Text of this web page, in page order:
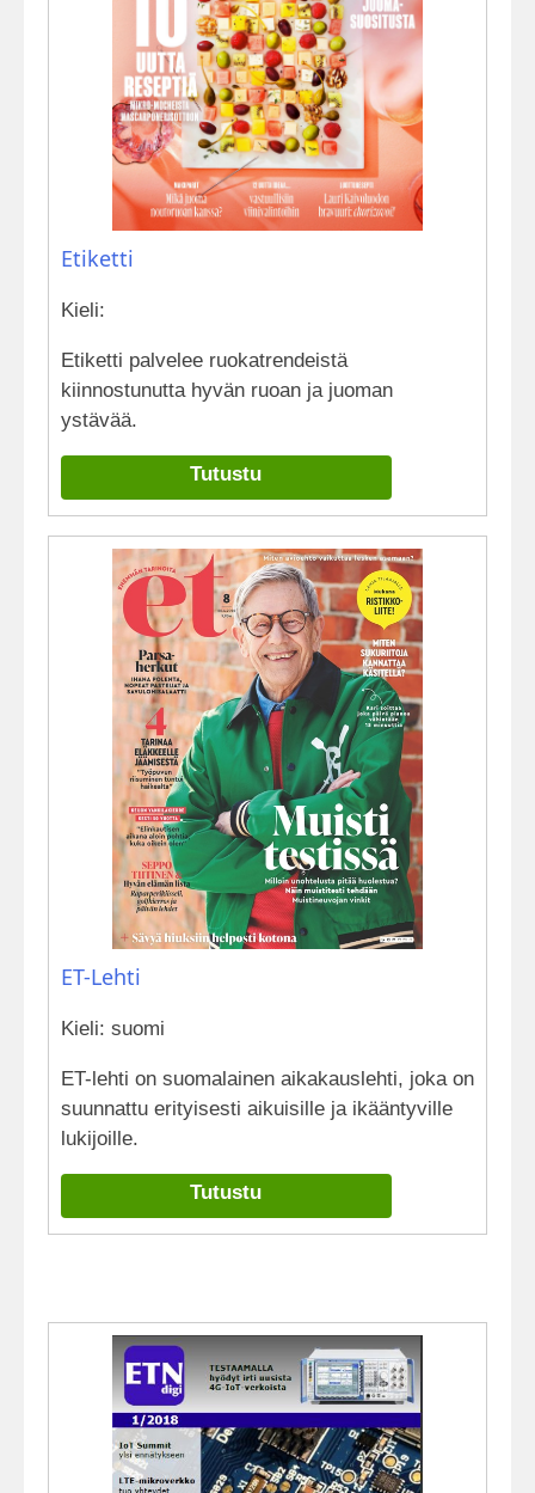
Etiketti
Kieli:
Etiketti palvelee ruokatrendeistä
kiinnostunutta hyvän ruoan ja juoman
ystävää.
Tutustu
ET-Lehti
Kieli: suomi
ET-lehti on suomalainen aikakauslehti, joka on
suunnattu erityisesti aikuisille ja ikääntyville
lukijoille.
Tutustu